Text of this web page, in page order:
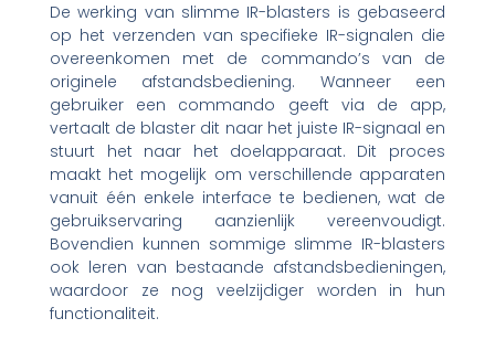
De werking van slimme IR-blasters is gebaseerd
op het verzenden van specifieke IR-signalen die
overeenkomen met de commando’s van de
originele afstandsbediening. Wanneer een
gebruiker een commando geeft via de app,
vertaalt de blaster dit naar het juiste IR-signaal en
stuurt het naar het doelapparaat. Dit proces
maakt het mogelijk om verschillende apparaten
vanuit één enkele interface te bedienen, wat de
gebruikservaring aanzienlijk vereenvoudigt.
Bovendien kunnen sommige slimme IR-blasters
ook leren van bestaande afstandsbedieningen,
waardoor ze nog veelzijdiger worden in hun
functionaliteit.